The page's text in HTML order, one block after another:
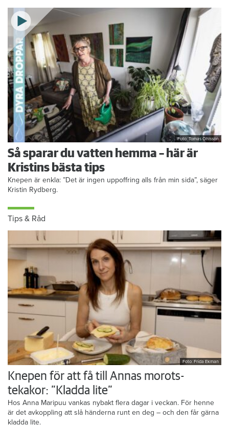
Foto: Tomas Ohlsson
Så sparar du vatten hemma – här är
Kristins bästa tips
Knepen är enkla: ”Det är ingen uppoffring alls från min sida”, säger
Kristin Rydberg.
Tips & Råd
Foto: Frida Ekman
Knepen för att få till Annas morots-
tekakor: ”Kladda lite”
Hos Anna Maripuu vankas nybakt flera dagar i veckan. För henne
är det avkoppling att slå händerna runt en deg – och den får gärna
kladda lite.